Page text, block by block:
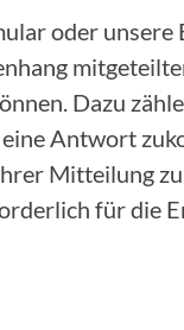
oder unsere
Dazu
Antwort
Mitteilung
für die